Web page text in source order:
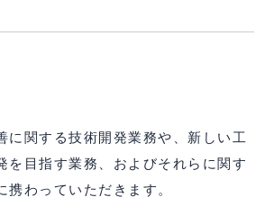
に関する技術開発業務や、新しい工
を目指す業務、およびそれらに関す
携わっていただきます。